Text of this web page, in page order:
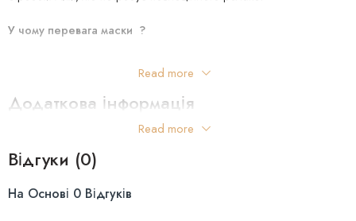
У чому перевага маски ?
Маска добре зволожує і пом’якшує локони, насичує клітини
поживними речовинами, вітамінами, мікроелементами. У складі
засобу для догляду відсутні парабени і сульфати, здатні згубно
позначитися на здоров’ї волосся, шкіри голови.
Активні компоненти:
Сіра глина – забезпечує протизапальну та антистресову дію.
Олія брахмі – має балансуючу дію на волосся та шкіру
Read more
Додаткова інформація
Країна Виробництва:ІталіяRead more
Відгуки (0)
На Основі 0 Відгуків